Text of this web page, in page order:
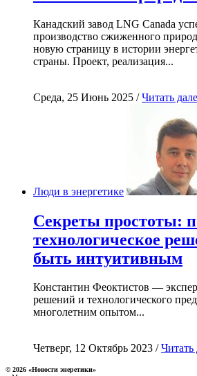
Канадский завод LNG Canada
производство сжиженного
новую страницу в истории
страны. Проект, реализация...
Среда, 25 Июнь 2025 /Читать
Люди в энергетике
Секреты простоты:
технологическое
быть интуитивным
Константин Феоктистов —
решений и технологического
многолетним опытом...
Четверг, 12 Октябрь 2023 /Читать
© 2026 «Новости энеретики»